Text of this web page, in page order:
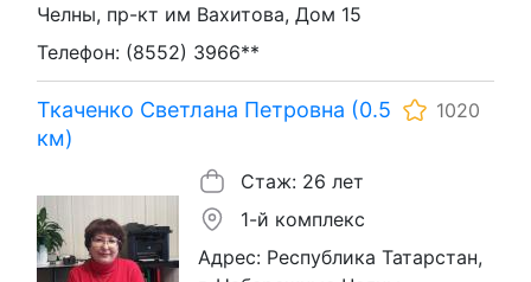
Челны, пр-кт им Вахитова, Дом 15
Телефон: (8552) 3966**
Ткаченко Светлана Петровна (0.5
км)
1020
Стаж: 26 лет
1-й комплекс
Адрес: Республика Татарстан,